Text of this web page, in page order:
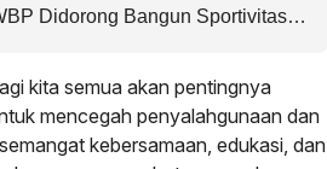
Didorong Bangun Sportivitas
kita semua akan pentingnya
mencegah penyalahgunaan dan
kebersamaan, edukasi, dan